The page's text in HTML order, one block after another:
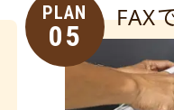
PLAN
05
FAX